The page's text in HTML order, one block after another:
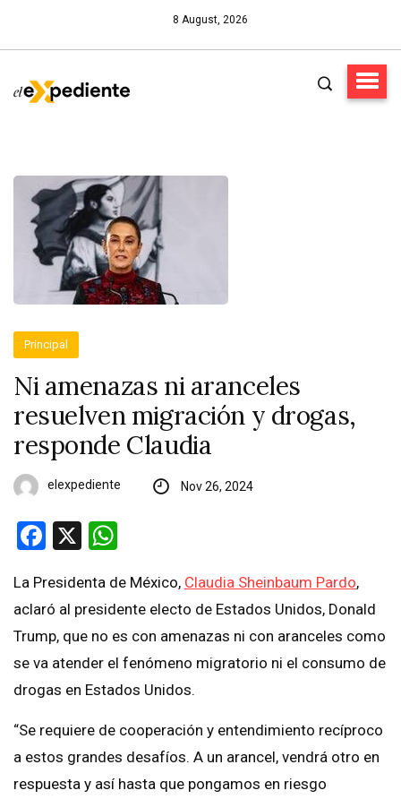
8 August, 2026
Principal
Ni amenazas ni aranceles
resuelven migración y drogas,
responde Claudia
elexpediente Nov 26, 2024
Facebook
X
La Presidenta de México, Claudia Sheinbaum Pardo,
aclaró al presidente electo de Estados Unidos, Donald
Trump, que no es con amenazas ni con aranceles como
se va atender el fenómeno migratorio ni el consumo de
drogas en Estados Unidos.
“Se requiere de cooperación y entendimiento recíproco
a estos grandes desafíos. A un arancel, vendrá otro en
respuesta y así hasta que pongamos en riesgo